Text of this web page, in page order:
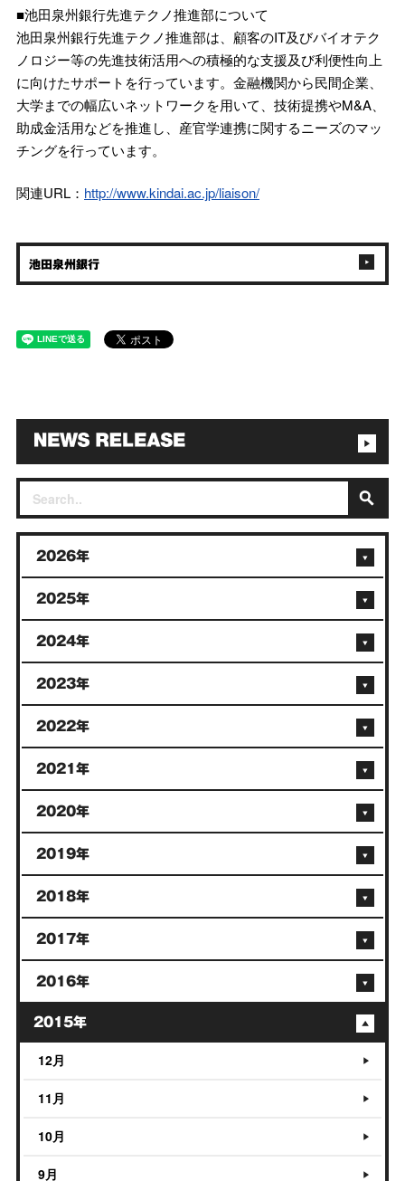
■池田泉州銀行先進テクノ推進部について
池田泉州銀行先進テクノ推進部は、顧客のIT及びバイオテク
ノロジー等の先進技術活用への積極的な支援及び利便性向上
に向けたサポートを行っています。金融機関から民間企業、
大学までの幅広いネットワークを用いて、技術提携やM&A、
助成金活用などを推進し、産官学連携に関するニーズのマッ
チングを行っています。
関連URL： http://www.kindai.ac.jp/liaison/
池田泉州銀行
2026年
2025年
2024年
2023年
2022年
2021年
2020年
2019年
2018年
2017年
2016年
2015年
12月
11月
10月
9月